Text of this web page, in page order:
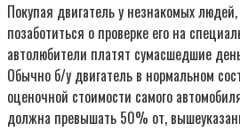
Покупая двигатель у незнакомых
позаботиться о проверке его на
автолюбители платят сумасшедшие
Обычно б/у двигатель в нормальном
оценочной стоимости самого
должна превышать 50% от,